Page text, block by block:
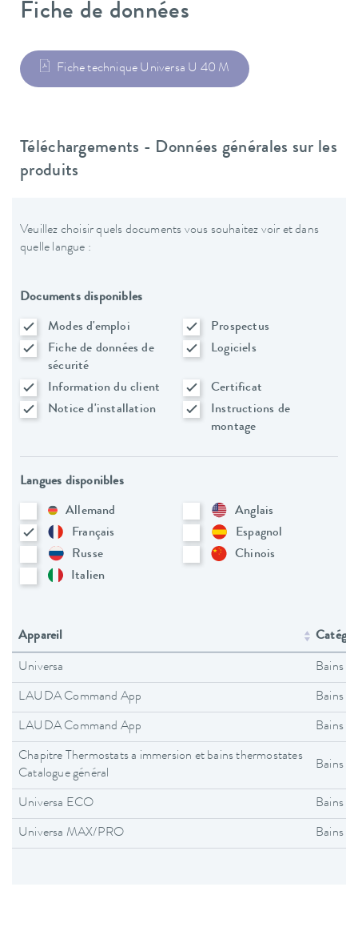
Fiche de données
Fiche technique Universa U 40 M
Téléchargements - Données générales sur les
produits
Veuillez choisir quels documents vous souhaitez voir et dans
quelle langue :
Documents disponibles
Modes d'emploi
Prospectus
Fiche de données de
sécurité
Logiciels
Information du client
Certificat
Notice d'installation
Instructions de
montage
Langues disponibles
Allemand
Anglais
Français
Espagnol
Russe
Chinois
Italien
Appareil
Universa Bains
LAUDA Command App Bains
LAUDA Command App Bains
Chapitre Thermostats a immersion et bains thermostates
Catalogue général
Bains
Universa ECO Bains
Universa MAX/PRO Bains